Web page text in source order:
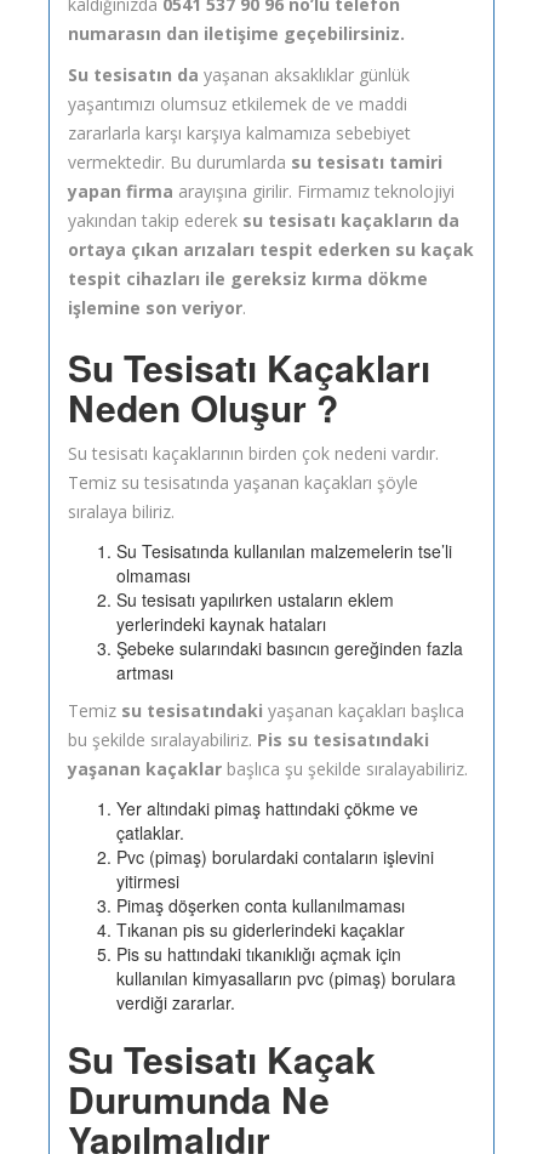
kaldığınızda 0541 537 90 96 no’lu telefon
numarasın dan iletişime geçebilirsiniz.
Su tesisatın da yaşanan aksaklıklar günlük
yaşantımızı olumsuz etkilemek de ve maddi
zararlarla karşı karşıya kalmamıza sebebiyet
vermektedir. Bu durumlarda su tesisatı tamiri
yapan firma arayışına girilir. Firmamız teknolojiyi
yakından takip ederek su tesisatı kaçakların da
ortaya çıkan arızaları tespit ederken su kaçak
tespit cihazları ile gereksiz kırma dökme
işlemine son veriyor.
Su Tesisatı Kaçakları
Neden Oluşur ?
Su tesisatı kaçaklarının birden çok nedeni vardır.
Temiz su tesisatında yaşanan kaçakları şöyle
sıralaya biliriz.
Su Tesisatında kullanılan malzemelerin tse’li
olmaması
Su tesisatı yapılırken ustaların eklem
yerlerindeki kaynak hataları
Şebeke sularındaki basıncın gereğinden fazla
artması
Temiz su tesisatındaki yaşanan kaçakları başlıca
bu şekilde sıralayabiliriz. Pis su tesisatındaki
yaşanan kaçaklar başlıca şu şekilde sıralayabiliriz.
Yer altındaki pimaş hattındaki çökme ve
çatlaklar.
Pvc (pimaş) borulardaki contaların işlevini
yitirmesi
Pimaş döşerken conta kullanılmaması
Tıkanan pis su giderlerindeki kaçaklar
Pis su hattındaki tıkanıklığı açmak için
kullanılan kimyasalların pvc (pimaş) borulara
verdiği zararlar.
Su Tesisatı Kaçak
Durumunda Ne
Yapılmalıdır